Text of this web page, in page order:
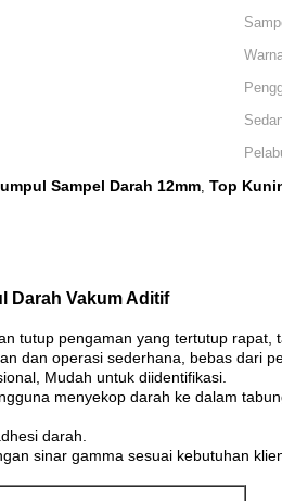
Sampel Darah 12mm, Top
Darah Vakum Aditif
tutup pengaman yang tertutup
dan operasi sederhana, bebas dari
Mudah untuk diidentifikasi.
menyekop darah ke dalam
darah.
sinar gamma sesuai kebutuhan